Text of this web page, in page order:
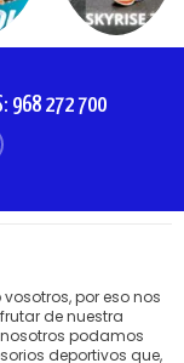
968 272 700
por eso nos
de nuestra
podamos
deportivos que,